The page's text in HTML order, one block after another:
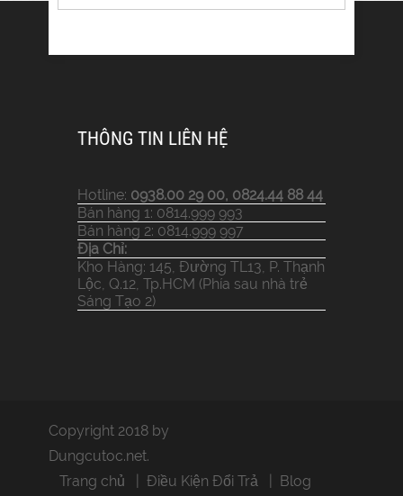
THÔNG TIN LIÊN HỆ
Hotline: 0938.00 29 00, 0824.44 88 44
Bán hàng 1: 0814.999 993
Bán hàng 2: 0814.999 997
Địa Chỉ:
Kho Hàng: 145, Đường TL13, P. Thạnh
Lộc, Q.12, Tp.HCM (Phía sau nhà trẻ
Sáng Tạo 2)
Copyright 2018 by
Dungcutoc.net.
Trang chủ
Điều Kiện Đổi Trả Blog